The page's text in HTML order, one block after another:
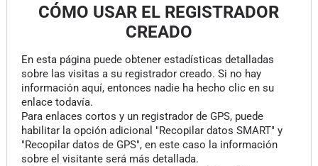
CÓMO USAR EL REGISTRADOR
CREADO
En esta página puede obtener estadísticas detalladas
sobre las visitas a su registrador creado. Si no hay
información aquí, entonces nadie ha hecho clic en su
enlace todavía.
Para enlaces cortos y un registrador de GPS, puede
habilitar la opción adicional "Recopilar datos SMART" y
"Recopilar datos de GPS", en este caso la información
sobre el visitante será más detallada.